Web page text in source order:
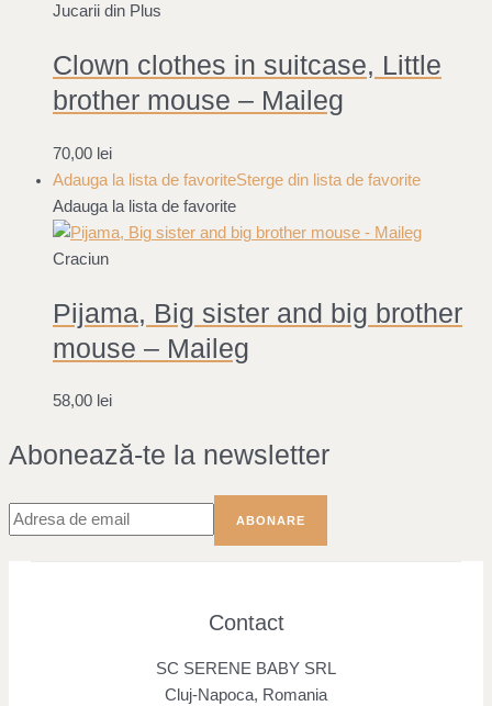
Jucarii din Plus
Clown clothes in suitcase, Little
brother mouse – Maileg
70,00 lei
Adauga la lista de favoriteSterge din lista de favorite
Adauga la lista de favorite
Craciun
Pijama, Big sister and big brother
mouse – Maileg
58,00 lei
Abonează-te la newsletter
Contact
SC SERENE BABY SRL
Cluj-Napoca, Romania